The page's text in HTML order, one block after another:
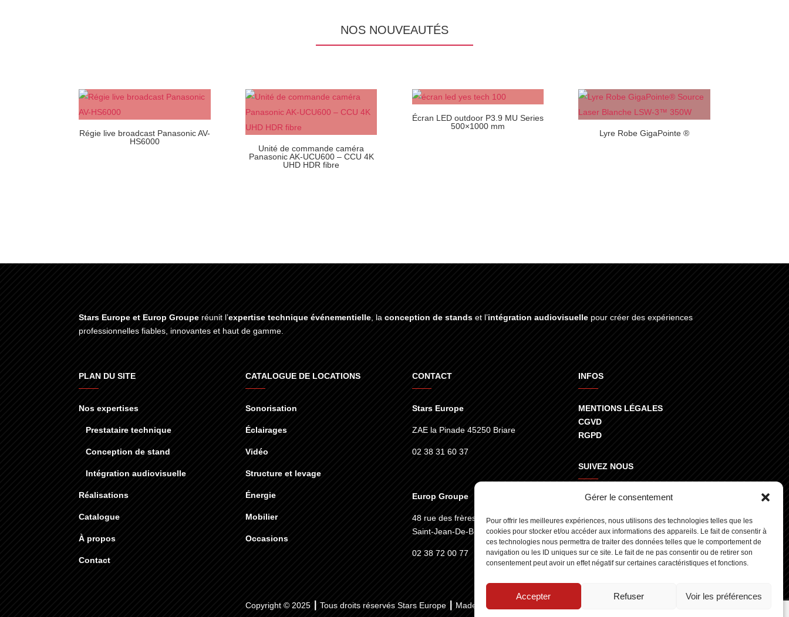
Gérer le consentement
Pour offrir les meilleures expériences, nous utilisons des technologies telles que les
cookies pour stocker et/ou accéder aux informations des appareils. Le fait de consentir à
ces technologies nous permettra de traiter des données telles que le comportement de
navigation ou les ID uniques sur ce site. Le fait de ne pas consentir ou de retirer son
consentement peut avoir un effet négatif sur certaines caractéristiques et fonctions.
Accepter Refuser Voir les préférences
NOS NOUVEAUTÉS
Régie live broadcast Panasonic AV-
HS6000
Unité de commande caméra
Panasonic AK-UCU600 – CCU 4K
UHD HDR fibre
Écran LED outdoor P3.9 MU Series
500×1000 mm
Lyre Robe GigaPointe ®
Stars Europe et Europ Groupe réunit l’expertise technique événementielle , laconception de stands et l’intégration audiovisuelle pour créer des expériences
professionnelles fiables, innovantes et haut de gamme.
PLAN DU SITE
Nos expertises
Prestataire technique
Conception de stand
Intégration audiovisuelle
Réalisations
Catalogue
À propos
Contact
CATALOGUE DE LOCATIONS
Sonorisation
Éclairages
Vidéo
Structure et levage
Énergie
Mobilier
Occasions
CONTACT
Stars Europe
ZAE la Pinade 45250 Briare
02 38 31 60 37
Europ Groupe
48 rue des frères lumières45800
Saint-Jean-De-Braye
02 38 72 00 77
INFOS
MENTIONS LÉGALES
CGVD
RGPD
SUIVEZ NOUS
Copyright © 2025 ┃ Tous droits réservés Stars Europe┃ Made by :